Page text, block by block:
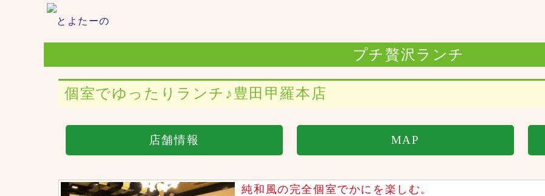
豊田市NEWS
豊田のグルメ
プチ贅沢ランチ
個室でゆったりランチ♪豊田甲羅本店
店舗情報 MAP
純和風の完全個室でかにを楽しむ。